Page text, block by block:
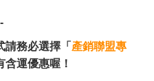
務必選擇「 產銷聯盟專
含運優惠喔！